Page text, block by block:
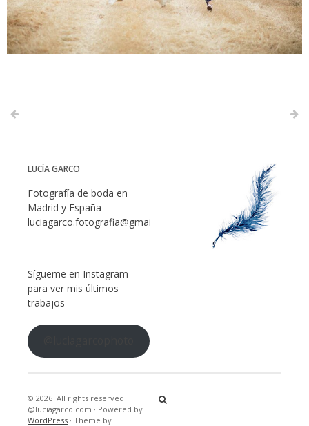
LUCÍA GARCO
Fotografía de boda en
Madrid y España
luciagarco.fotografia@gmail.com
Sígueme en Instagram
para ver mis últimos
trabajos
© 2026 All rights reserved
@luciagarco.com · Powered by
WordPress · Theme by